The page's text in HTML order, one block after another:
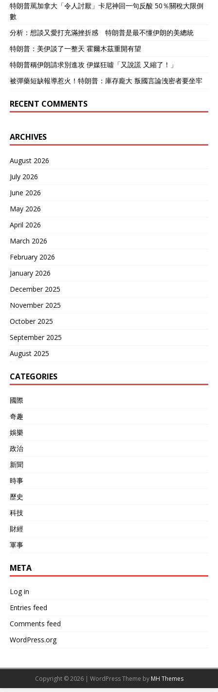
种程度上基本代表了法国领
导人的观点。 当然这二位还
只是说说，欧盟主席冯德莱
恩则多少有些希望通过“三板
斧”直接让场面变得更加“难
堪”。 （被轰炸的建筑物内
部画面） 因为这场空袭的规
模庞大，28日就有欧盟官员
表示：欧盟驻基辅代表处大
冯德莱恩“暴跳如雷”，当下
就宣布要对俄罗斯进行“回
还是老三套，继续制裁俄罗
斯，动用俄罗斯资产以及加
次，欧盟的言辞更加强烈，
不光要继续推出19轮制裁，
还要全力动用欧盟防务工
具，来让乌克兰变成一只“钢
怒”，这次美国方面反而显得
很“平静”。 空袭后白在记者
会上表示：特朗普有些不
满，但是一点都不惊讶。 显
况“很难避免”，所以他的选
择是再度批准对乌出售8亿
美元以上的武器装备，再赚
上一笔。 咱就是说，这“大
不演了啊，前一阵还想着依
靠美国能搞定和谈的乌克
法指望。 现在泽连斯基的态
月20日，俄外长一度表示乌
供帮助的国家可以有西方国
家和中国。 随后泽连斯基
就“牛气哄哄”的发表看法：
我们不需要中国帮忙！反正
中国在2014年和2022年两
疑，美西方的撑腰让泽连斯
基“飘了”。可如今的形势却
始对华喊话。 事情发生后，
泽连斯基第一时间表示“期待
中国对当前局势作出回应”，
多少有些对华求援的感受。
也是“够绝”，先是直言“中方
在这个问题上立场一贯明
确，对话谈判是解决乌克兰
危机的唯一可行出路。” 相
们不提供帮助吗，那现在觉
得呢？ 随后郭嘉昆重提和巴
原则”：呼吁各方遵守战场不
拱火，推动局势降温。 言外
之意也是告诉乌克兰：其实
是你们自己不愿意推动，这
是唯一解，也算是对这事“盖
棺定论”，无论是俄方还是乌
方，都应该尽早停手。 毕竟
特朗普罵加拿大「令人討厭」卡尼神回一句反酸 50％關稅大限倒
數
分析：想談又愛打充滿挫折感 特朗普是最不懂伊朗的美總統
特朗普：美伊談了一整天 霍爾木茲重開有望
特朗普稱伊朗請求別進攻 伊媒狂噓「又說謊 又縮了！」
被彈藥短缺報導惹火！特朗普：庫存龐大 叛國言論洩密者要坐牢
RECENT COMMENTS
ARCHIVES
August 2026
July 2026
June 2026
May 2026
April 2026
March 2026
February 2026
January 2026
December 2025
November 2025
October 2025
September 2025
August 2025
CATEGORIES
國際
奇趣
娛樂
政治
新聞
時事
歷史
科技
財經
軍事
META
Log in
Entries feed
Comments feed
WordPress.org
Copyright © 2026 | WordPress Theme by MH Themes